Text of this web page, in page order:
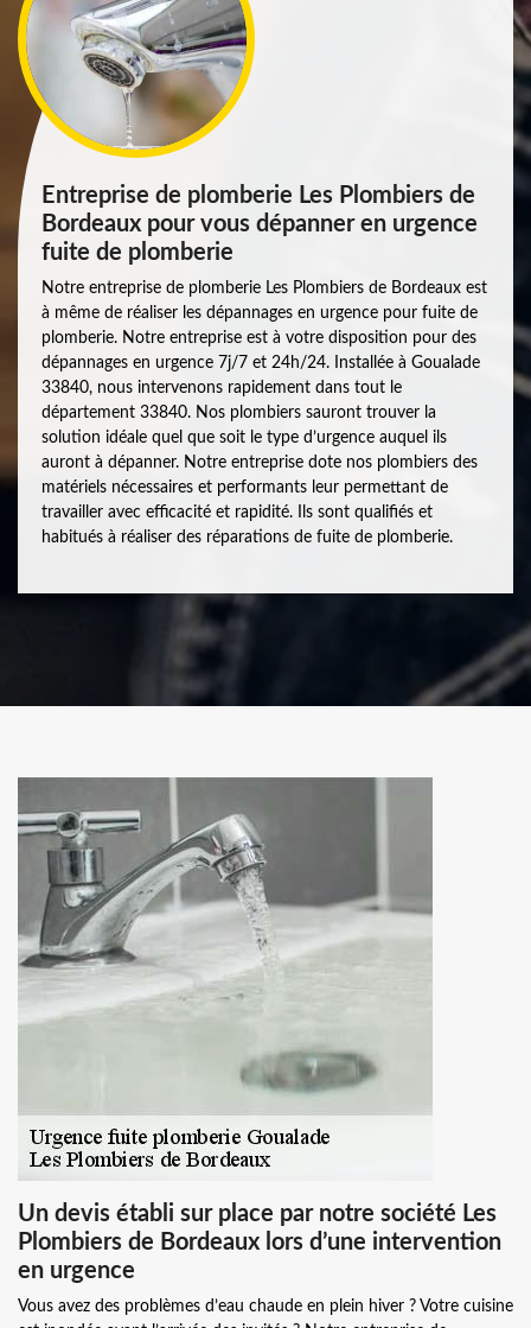
Entreprise de plomberie Les Plombiers de
Bordeaux pour vous dépanner en urgence
fuite de plomberie
Notre entreprise de plomberie Les Plombiers de Bordeaux est
à même de réaliser les dépannages en urgence pour fuite de
plomberie. Notre entreprise est à votre disposition pour des
dépannages en urgence 7j/7 et 24h/24. Installée à Goualade
33840, nous intervenons rapidement dans tout le
département 33840. Nos plombiers sauront trouver la
solution idéale quel que soit le type d’urgence auquel ils
auront à dépanner. Notre entreprise dote nos plombiers des
matériels nécessaires et performants leur permettant de
travailler avec efficacité et rapidité. Ils sont qualifiés et
habitués à réaliser des réparations de fuite de plomberie.
Un devis établi sur place par notre société Les
Plombiers de Bordeaux lors d’une intervention
en urgence
Vous avez des problèmes d’eau chaude en plein hiver ? Votre cuisine